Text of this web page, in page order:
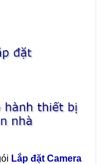
Lắp đặt Camera